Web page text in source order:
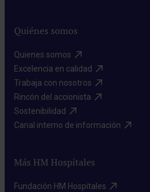
Quiénes somos
Quienes somos​
Excelencia en calidad​
Trabaja con nosotros​
Rincón del accionista​
Sostenibilidad​
Canal interno de información​
Más HM Hospitales
Fundación HM Hospitales​